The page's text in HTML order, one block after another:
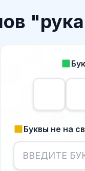
Буквы не на